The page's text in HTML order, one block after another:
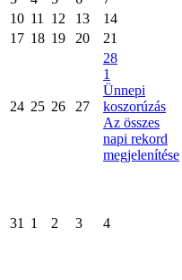
10 11 12 13 14
17 18 19 20 21
24 25 26 27
28
1
Ünnepi
koszorúzás
Az összes
napi rekord
megjelenítése
31 1 2 3 4